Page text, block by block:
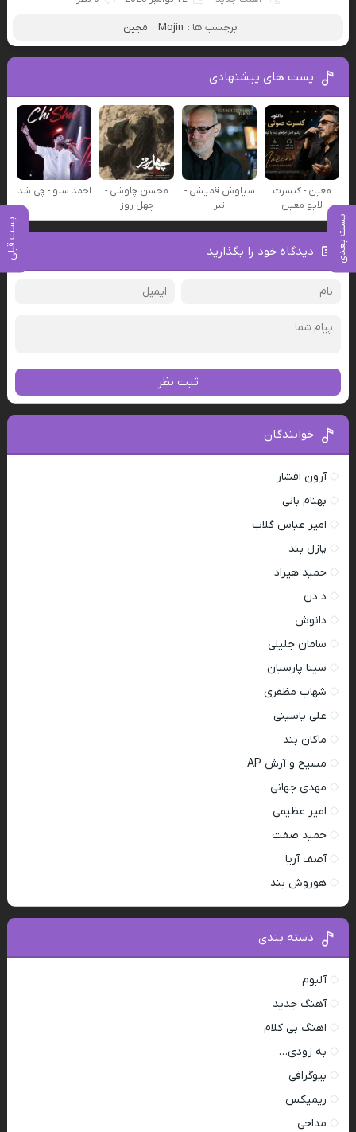
پست بعدی پست قبلی
برچسب ها : Mojin ، مجین
پست های پیشنهادی
معین - کنسرت
لایو معین
سیاوش قمیشی -
تبر
محسن چاوشی -
چهل روز
احمد سلو - چی شد
دیدگاه خود را بگذارید
ثبت نظر
خوانندگان
آرون افشار
بهنام بانی
امیر عباس گلاب
پازل بند
حمید هیراد
د دن
دانوش
سامان جلیلی
سینا پارسیان
شهاب مظفری
علی یاسینی
ماکان بند
مسیح و آرش AP
مهدی جهانی
امیر عظیمی
حمید صفت
آصف آریا
هوروش بند
دسته بندی
آلبوم
آهنگ جدید
اهنگ بی کلام
به زودی…
بیوگرافی
ریمیکس
مداحی